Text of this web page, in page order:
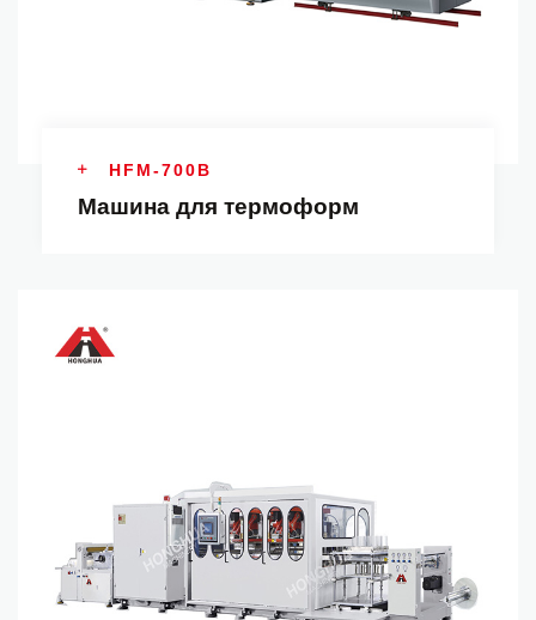
HFM-700B
Машина для термоформ